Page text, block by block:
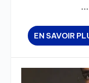
...
EN SAVOIR